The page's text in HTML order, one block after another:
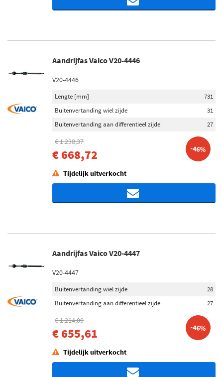
Aandrijfas Vaico V20-4446
V20-4446
Lengte [mm]
731
Buitenvertanding wiel zijde
31
Buitenvertanding aan differentieel zijde
27
€ 1.238,37
€ 668,72 -46%
Tijdelijk uitverkocht
Aandrijfas Vaico V20-4447
V20-4447
Buitenvertanding wiel zijde
28
Buitenvertanding aan differentieel zijde
27
€ 1.214,09
€ 655,61 -46%
Tijdelijk uitverkocht